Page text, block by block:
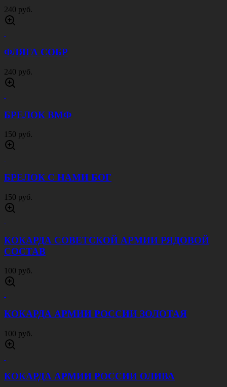
240 руб.
ФЛЯГА СОБР
240 руб.
БРЕЛОК ВМФ
150 руб.
БРЕЛОК С НАМИ БОГ
150 руб.
КОКАРДА СОВЕТСКОЙ АРМИИ РЯДОВОЙ
СОСТАВ
100 руб.
КОКАРДА АРМИИ РОССИИ ЗОЛОТАЯ
100 руб.
КОКАРДА АРМИИ РОССИИ ОЛИВА